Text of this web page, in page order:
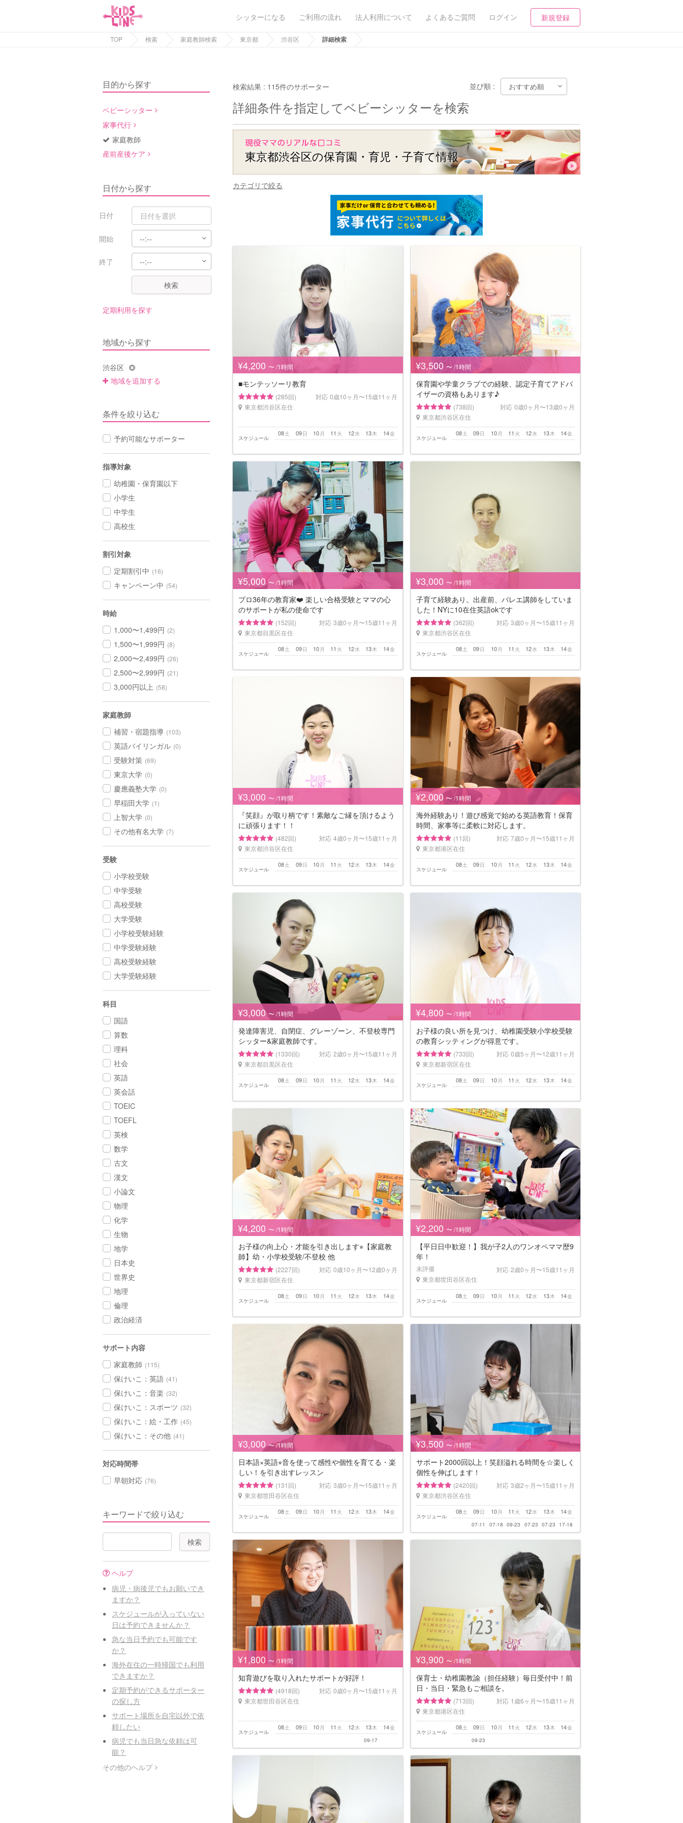
シッターになる ご利用の流れ 法人利用について よくあるご質問 ログイン 新規登録
TOP 検索 家庭教師検索 東京都 渋谷区 詳細検索
目的から探す
ベビーシッター
家事代行
家庭教師
産前産後ケア
日付から探す
日付
開始
終了
検索
定期利用を探す
地域から探す
渋谷区
地域を追加する
条件を絞り込む
予約可能なサポーター
指導対象
幼稚園・保育園以下
小学生
中学生
高校生
割引対象
定期割引中 (16)
キャンペーン中 (54)
時給
1,000〜1,499円 (2)
1,500〜1,999円 (8)
2,000〜2,499円 (26)
2,500〜2,999円 (21)
3,000円以上 (58)
家庭教師
補習・宿題指導 (103)
英語バイリンガル (0)
受験対策 (69)
東京大学 (0)
慶應義塾大学 (0)
早稲田大学 (1)
上智大学 (0)
その他有名大学 (7)
受験
小学校受験
中学受験
高校受験
大学受験
小学校受験経験
中学受験経験
高校受験経験
大学受験経験
科目
国語
算数
理科
社会
英語
英会話
TOEIC
TOEFL
英検
数学
古文
漢文
小論文
物理
化学
生物
地学
日本史
世界史
地理
倫理
政治経済
サポート内容
家庭教師 (115)
保けいこ：英語 (41)
保けいこ：音楽 (32)
保けいこ：スポーツ (32)
保けいこ：絵・工作 (45)
保けいこ：その他 (41)
対応時間帯
早朝対応 (76)
キーワードで絞り込む
ヘルプ
病児・病後児でもお願いでき
ますか？
スケジュールが入っていない
日は予約できませんか？
急な当日予約でも可能です
か？
海外在住の一時帰国でも利用
できますか？
定期予約ができるサポーター
の探し方
サポート場所を自宅以外で依
頼したい
病児でも当日急な依頼は可
能？
その他のヘルプ
検索結果 : 115件のサポーター 並び順 :
詳細条件を指定してベビーシッターを検索
東京都渋谷区の保育園・育児・子育て情報
カテゴリで絞る
¥4,200 〜 /1時間
■モンテッソーリ教育
(285回) 対応 0歳10ヶ月〜15歳11ヶ月
東京都渋谷区在住
スケジュール
土
08 日
09 月
10 火
11 水
12 木
13 金
14
¥3,500 〜 /1時間
保育園や学童クラブでの経験、認定子育てアドバ
イザーの資格もあります♪
(738回) 対応 0歳0ヶ月〜13歳0ヶ月
東京都渋谷区在住
スケジュール
土
08 日
09 月
10 火
11 水
12 木
13 金
14
¥5,000 〜 /1時間
プロ36年の教育家❤️ 楽しい合格受験とママの心
のサポートが私の使命です
(152回) 対応 3歳0ヶ月〜15歳11ヶ月
東京都目黒区在住
スケジュール
土
08 日
09 月
10 火
11 水
12 木
13 金
14
¥3,000 〜 /1時間
子育て経験あり。出産前、バレエ講師をしていま
した！NYに10在住英語okです
(362回) 対応 3歳0ヶ月〜15歳11ヶ月
東京都渋谷区在住
スケジュール
土
08 日
09 月
10 火
11 水
12 木
13 金
14
¥3,000 〜 /1時間
『笑顔』が取り柄です！素敵なご縁を頂けるよう
に頑張ります！！
(482回) 対応 4歳0ヶ月〜15歳11ヶ月
東京都渋谷区在住
スケジュール
土
08 日
09 月
10 火
11 水
12 木
13 金
14
¥2,000 〜 /1時間
海外経験あり！遊び感覚で始める英語教育！保育
時間、家事等に柔軟に対応します。
(11回) 対応 7歳0ヶ月〜15歳11ヶ月
東京都港区在住
スケジュール
土
08 日
09 月
10 火
11 水
12 木
13 金
14
¥3,000 〜 /1時間
発達障害児、自閉症、グレーゾーン、不登校専門
シッター&家庭教師です。
(1330回) 対応 2歳0ヶ月〜15歳11ヶ月
東京都目黒区在住
スケジュール
土
08 日
09 月
10 火
11 水
12 木
13 金
14
¥4,800 〜 /1時間
お子様の良い所を見つけ、幼稚園受験小学校受験
の教育シッティングが得意です。
(733回) 対応 0歳5ヶ月〜12歳11ヶ月
東京都新宿区在住
スケジュール
土
08 日
09 月
10 火
11 水
12 木
13 金
14
¥4,200 〜 /1時間
お子様の向上心・才能を引き出します⭐︎【家庭教
師】幼・小学校受験/不登校 他
(2227回) 対応 0歳10ヶ月〜12歳0ヶ月
東京都新宿区在住
スケジュール
土
08 日
09 月
10 火
11 水
12 木
13 金
14
¥2,200 〜 /1時間
【平日日中歓迎！】我が子2人のワンオペママ歴9
年！
未評価 対応 2歳0ヶ月〜15歳11ヶ月
東京都世田谷区在住
スケジュール
土
08 日
09 月
10 火
11 水
12 木
13 金
14
¥3,000 〜 /1時間
日本語×英語⭐︎音を使って感性や個性を育てる・楽
しい！を引き出すレッスン
(131回) 対応 3歳0ヶ月〜15歳11ヶ月
東京都世田谷区在住
スケジュール
土
08 日
09 月
10 火
11 水
12 木
13 金
14
¥3,500 〜 /1時間
サポート2000回以上！笑顔溢れる時間を☆楽しく
個性を伸ばします！
(2420回) 対応 3歳2ヶ月〜15歳11ヶ月
東京都渋谷区在住
スケジュール
土
08 日
09 月
10 火
11 水
12 木
13 金
14
07-11 07-18 09-23 07-23 07-23 17-18
¥1,800 〜 /1時間
知育遊びを取り入れたサポートが好評！
(4918回) 対応 0歳0ヶ月〜15歳11ヶ月
東京都世田谷区在住
スケジュール
土
08 日
09 月
10 火
11 水
12 木
13 金
14
09-17
¥3,900 〜 /1時間
保育士・幼稚園教諭（担任経験）毎日受付中！前
日・当日・緊急もご相談を。
(713回) 対応 1歳6ヶ月〜15歳11ヶ月
東京都港区在住
スケジュール
土
08 日
09 月
10 火
11 水
12 木
13 金
14
09-23